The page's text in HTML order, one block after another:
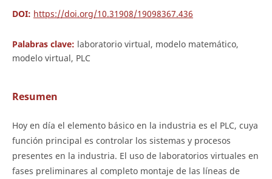
DOI: https://doi.org/10.31908/19098367.436
Palabras clave: laboratorio virtual, modelo matemático,
modelo virtual, PLC
Resumen
Hoy en día el elemento básico en la industria es el PLC, cuya
función principal es controlar los sistemas y procesos
presentes en la industria. El uso de laboratorios virtuales en
fases preliminares al completo montaje de las líneas de